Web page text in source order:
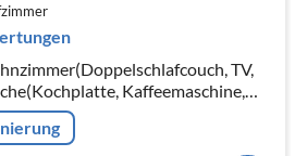
TV,
Kaffeemaschine,